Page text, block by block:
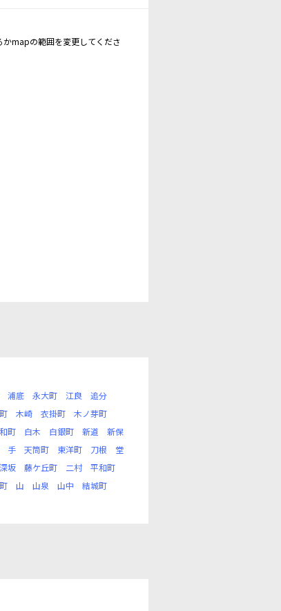
mapの範囲を変更してくださ
浦底 永大町 江良
追分
木崎 衣掛町
木ノ芽町
町 白木 白銀町 新道
新保
手 天筒町 東洋町 刀根
堂
深坂 藤ケ丘町 二村
平和町
山 山泉 山中
結城町